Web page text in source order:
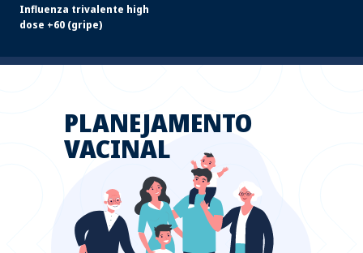
Influenza trivalente high
dose +60 (gripe)
PLANEJAMENTO
VACINAL